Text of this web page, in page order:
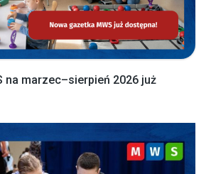
na marzec–sierpień 2026 już